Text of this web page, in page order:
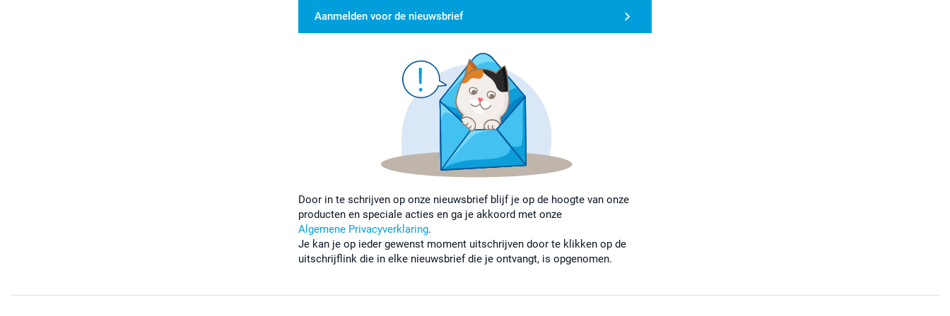
Aanmelden voor de nieuwsbrief
Door in te schrijven op onze nieuwsbrief blijf je op de hoogte van onze
producten en speciale acties en ga je akkoord met onze
Algemene Privacyverklaring.
Je kan je op ieder gewenst moment uitschrijven door te klikken op de
uitschrijflink die in elke nieuwsbrief die je ontvangt, is opgenomen.